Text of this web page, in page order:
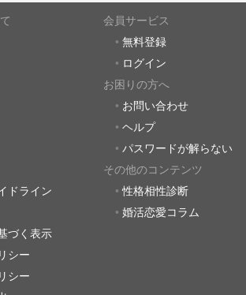
ドライン
づく表示
シー
シー
会員サービス
無料登録
ログイン
お困りの方へ
お問い合わせ
ヘルプ
パスワードが解らない
その他のコンテンツ
性格相性診断
婚活恋愛コラム